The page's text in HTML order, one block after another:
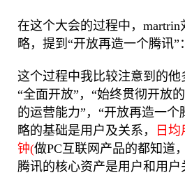
在这个大会的过程中，
略，提到“开放再造一个腾讯”：
这个过程中我比较注意到的他
“全面开放”，“始终贯彻开放
的运营能力”，“开放再造一个
略的基础是用户及关系，
日
钟(做PC互联网产品的都知道
腾讯的核心资产是用户和用户